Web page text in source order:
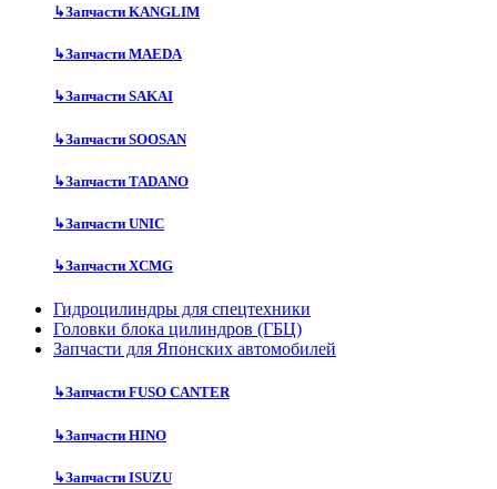
↳Запчасти KANGLIM
↳Запчасти MAEDA
↳Запчасти SAKAI
↳Запчасти SOOSAN
↳Запчасти TADANO
↳Запчасти UNIC
↳Запчасти XCMG
Гидроцилиндры для спецтехники
Головки блока цилиндров (ГБЦ)
Запчасти для Японских автомобилей
↳Запчасти FUSO CANTER
↳Запчасти HINO
↳Запчасти ISUZU